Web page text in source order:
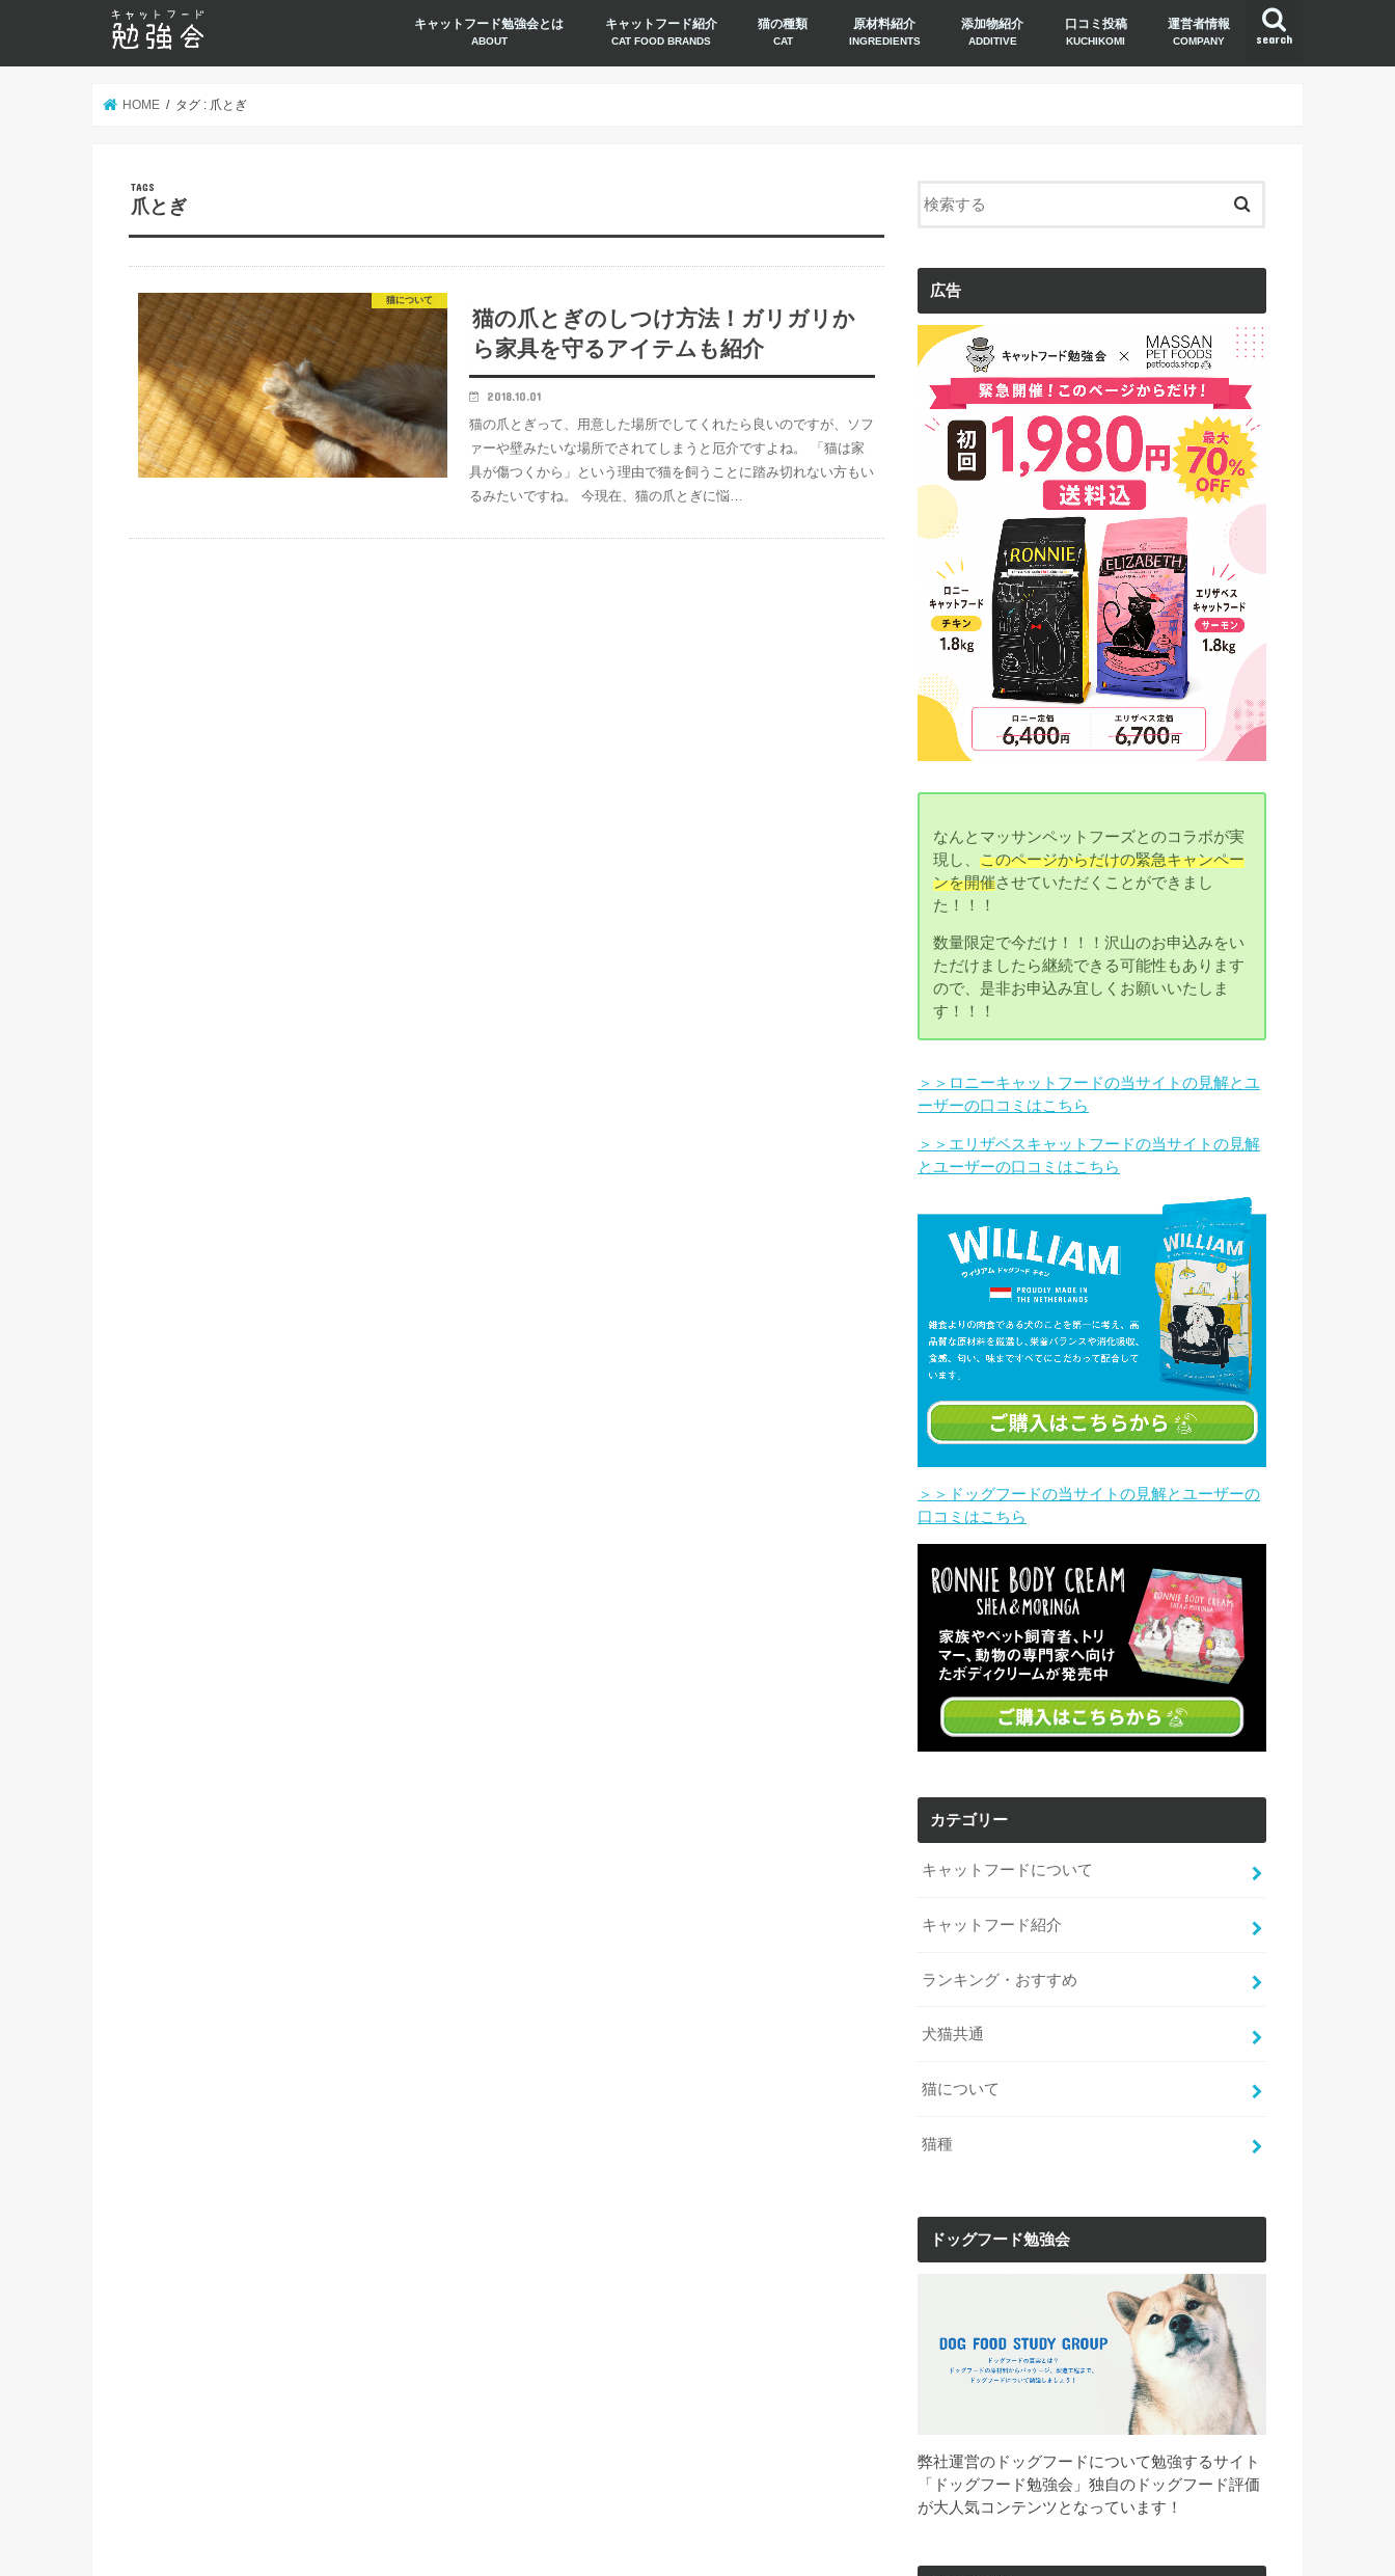
search
キャットフード勉強会とは
ABOUT
キャットフード紹介
CAT FOOD BRANDS
猫の種類
CAT
原材料紹介
INGREDIENTS
添加物紹介
ADDITIVE
口コミ投稿
KUCHIKOMI
運営者情報
COMPANY
HOME タグ : 爪とぎ
爪とぎ
猫について
猫の爪とぎのしつけ方法！ガリガリか
ら家具を守るアイテムも紹介
2018.10.01
猫の爪とぎって、用意した場所でしてくれたら良いのですが、ソフ
ァーや壁みたいな場所でされてしまうと厄介ですよね。 「猫は家
具が傷つくから」という理由で猫を飼うことに踏み切れない方もい
るみたいですね。 今現在、猫の爪とぎに悩…
広告
なんとマッサンペットフーズとのコラボが実
現し、このページからだけの緊急キャンペー
ンを開催させていただくことができまし
た！！！
数量限定で今だけ！！！沢山のお申込みをい
ただけましたら継続できる可能性もあります
ので、是非お申込み宜しくお願いいたしま
す！！！
＞＞ロニーキャットフードの当サイトの見解とユ
ーザーの口コミはこちら
＞＞エリザベスキャットフードの当サイトの見解
とユーザーの口コミはこちら
＞＞ドッグフードの当サイトの見解とユーザーの
口コミはこちら
カテゴリー
キャットフードについて
キャットフード紹介
ランキング・おすすめ
犬猫共通
猫について
猫種
ドッグフード勉強会
弊社運営のドッグフードについて勉強するサイト
「ドッグフード勉強会」独自のドッグフード評価
が大人気コンテンツとなっています！